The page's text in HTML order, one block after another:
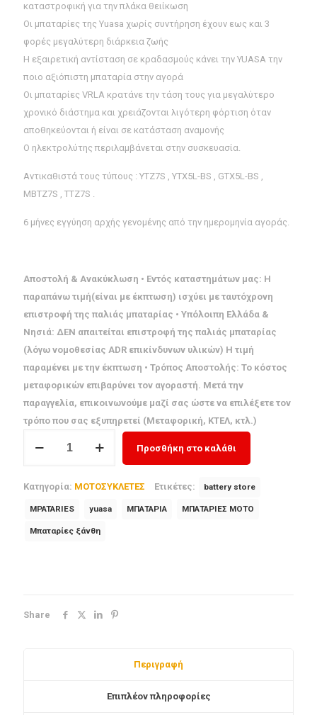
καταστροφική για την πλάκα θειίκωση
Οι μπαταρίες της Yuasa χωρίς συντήρηση έχουν εως και 3
φορές μεγαλύτερη διάρκεια ζωής
Η εξαιρετική αντίσταση σε κραδασμούς κάνει την YUASA την
ποιο αξιόπιστη μπαταρία στην αγορά
Οι μπαταρίες VRLA κρατάνε την τάση τους για μεγαλύτερο
χρονικό διάστημα και χρειάζονται λιγότερη φόρτιση όταν
αποθηκεύονται ή είναι σε κατάσταση αναμονής
Ο ηλεκτρολύτης περιλαμβάνεται στην συσκευασία.
Αντικαθιστά τους τύπους : YTZ7S , YTX5L-BS , GTX5L-BS ,
MBTZ7S , TTZ7S .
6 μήνες εγγύηση αρχής γενομένης από την ημερομηνία αγοράς.
Αποστολή & Ανακύκλωση • Εντός καταστημάτων μας: Η
παραπάνω τιμή(είναι με έκπτωση) ισχύει με ταυτόχρονη
επιστροφή της παλιάς μπαταρίας • Υπόλοιπη Ελλάδα &
Νησιά: ΔΕΝ απαιτείται επιστροφή της παλιάς μπαταρίας
(λόγω νομοθεσίας ADR επικίνδυνων υλικών) Η τιμή
παραμένει με την έκπτωση • Τρόπος Αποστολής: Το κόστος
μεταφορικών επιβαρύνει τον αγοραστή. Μετά την
παραγγελία, επικοινωνούμε μαζί σας ώστε να επιλέξετε τον
τρόπο που σας εξυπηρετεί (Μεταφορική, ΚΤΕΛ, κτλ.)
YUASA
ποσότητα
Προσθήκη στο καλάθι
Κατηγορία: ΜΟΤΟΣΥΚΛΕΤΕΣ Ετικέτες: battery store
MPATARIES yuasa ΜΠΑΤΑΡΙΑ ΜΠΑΤΑΡΙΕΣ ΜΟΤΟ
Μπαταρίες ξάνθη
Share
Περιγραφή
Επιπλέον πληροφορίες